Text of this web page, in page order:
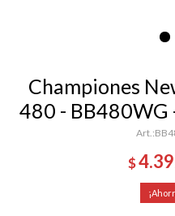
Championes
480 - BB480WG
$